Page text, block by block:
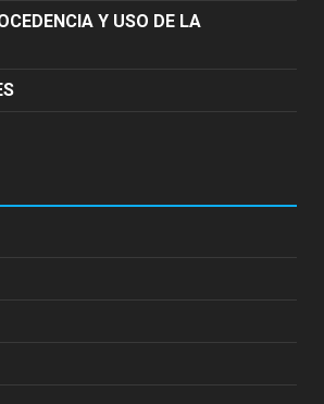
Y USO DE LA